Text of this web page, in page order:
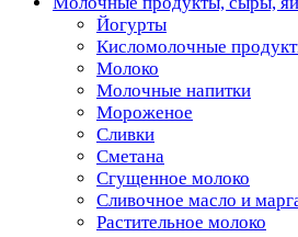
Йогурты
Кисломолочные
Молоко
Молочные напитки
Мороженое
Сливки
Сметана
Сгущенное молоко
Сливочное масло и
Растительное молоко